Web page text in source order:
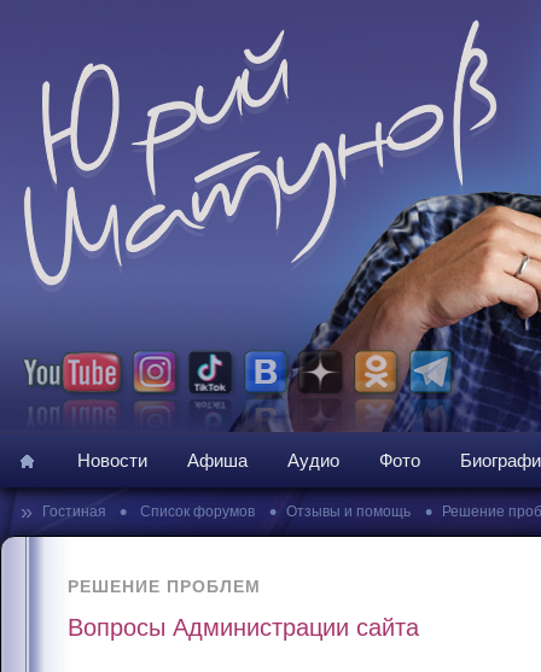
Новости Афиша Аудио Фото
» Гостиная • Список форумов • Отзывы и помощь • Решение
РЕШЕНИЕ ПРОБЛЕМ
Вопросы Администрации сайта